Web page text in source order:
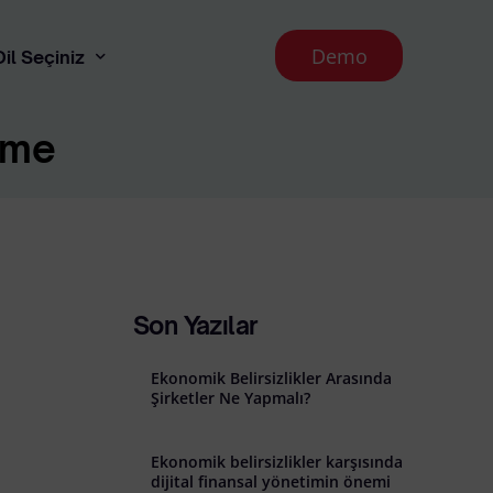
Seçiniz
English
Demo
Son Yazılar
Ekonomik Belirsizlikler Arasında
Şirketler Ne Yapmalı?
Ekonomik belirsizlikler karşısında
dijital finansal yönetimin önemi